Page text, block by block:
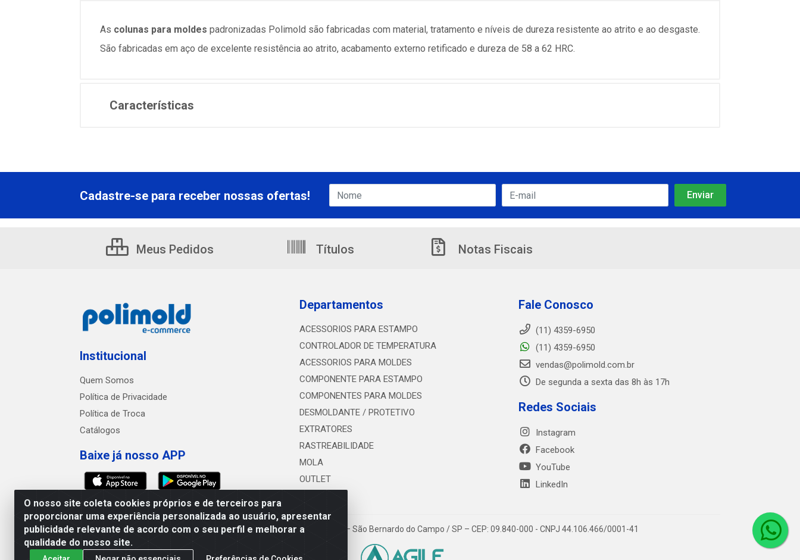
As colunas para moldes padronizadas Polimold são fabricadas com material, tratamento e níveis de dureza resistente ao atrito e ao desgaste.
São fabricadas em aço de excelente resistência ao atrito, acabamento externo retificado e dureza de 58 a 62 HRC.
Características
O nosso site coleta cookies próprios e de terceiros para
proporcionar uma experiência personalizada ao usuário, apresentar
publicidade relevante de acordo com o seu perfil e melhorar a
qualidade do nosso site.
Cadastre-se para receber nossas ofertas!
Meus Pedidos Títulos Notas Fiscais
Institucional
Quem Somos
Política de Privacidade
Política de Troca
Catálogos
Baixe já nosso APP
Departamentos
ACESSORIOS PARA ESTAMPO
CONTROLADOR DE TEMPERATURA
ACESSORIOS PARA MOLDES
COMPONENTE PARA ESTAMPO
COMPONENTES PARA MOLDES
DESMOLDANTE / PROTETIVO
EXTRATORES
RASTREABILIDADE
MOLA
OUTLET
Fale Conosco
(11) 4359-6950
(11) 4359-6950
vendas@polimold.com.br
De segunda a sexta das 8h às 17h
Redes Sociais
Instagram
Facebook
YouTube
LinkedIn
Polimold Industrial Ltda - Estrada dos Casa, 4585 – São Bernardo do Campo / SP – CEP: 09.840-000 - CNPJ 44.106.466/0001-41